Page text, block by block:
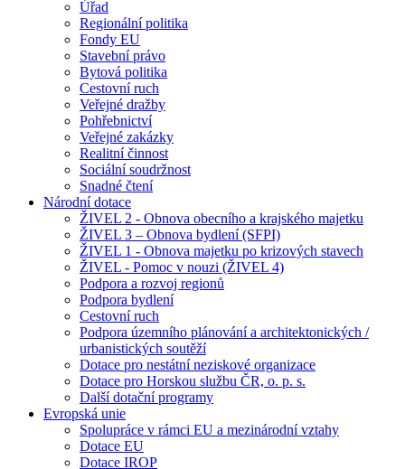
Úřad
Regionální politika
Fondy EU
Stavební právo
Bytová politika
Cestovní ruch
Veřejné dražby
Pohřebnictví
Veřejné zakázky
Realitní činnost
Sociální soudržnost
Snadné čtení
Národní dotace
ŽIVEL 2 - Obnova obecního a krajského majetku
ŽIVEL 3 – Obnova bydlení (SFPI)
ŽIVEL 1 - Obnova majetku po krizových stavech
ŽIVEL - Pomoc v nouzi (ŽIVEL 4)
Podpora a rozvoj regionů
Podpora bydlení
Cestovní ruch
Podpora územního plánování a architektonických /
urbanistických soutěží
Dotace pro nestátní neziskové organizace
Dotace pro Horskou službu ČR, o. p. s.
Další dotační programy
Evropská unie
Spolupráce v rámci EU a mezinárodní vztahy
Dotace EU
Dotace IROP